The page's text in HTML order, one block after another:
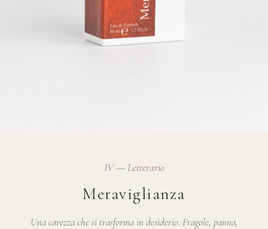
IV — Letterario
Meraviglianza
Una carezza che si trasforma in desiderio. Fragole, panna,